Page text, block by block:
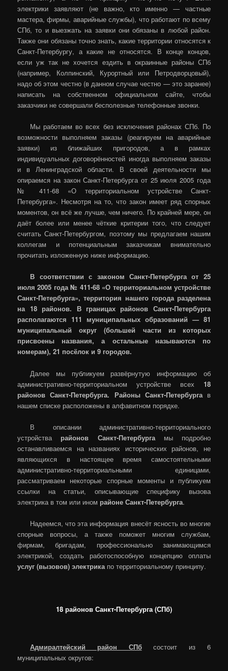
электрики заявляют (не важно, кто именно — частные
мастера, фирмы, аварийные службы), что работают по всему
СПб, то и выезжать на заявки они обязаны в любой район.
Также они обязаны точно знать, какие территории относятся к
Санкт-Петербургу, а какие не относятся. В конце концов,
если уж так не хочется ездить в окраинные районы СПб
(например, Колпинский, Курортный или Петродворцовый),
надо об этом честно (в данном случае честно — это заранее)
написать на собственном официальном сайте, чтобы
заказчики не совершали бесполезные телефонные звонки.
Мы работаем во всех без исключения районах СПб. По
возможности выполняем заказы (реагируем на аварийные
заявки) из ближайших пригородов, а в рамках
индивидуальных договорённостей иногда выполняем заказы
и в Ленинградской области. В своей деятельности мы
опираемся на закон Санкт-Петербурга от 25 июля 2005 года
№ 411-68 «О территориальном устройстве Санкт-
Петербурга». Несмотря на то, что закон имеет ряд спорных
моментов, он всё же лучше, чем ничего. По крайней мере, он
даёт более или менее чёткие критерии того, что следует
считать Санкт-Петербургом, поэтому мы предлагаем нашим
коллегам и потенциальным заказчикам внимательно
прочитать изложенную ниже информацию.
В соответствии с законом Санкт-Петербурга от 25
июля 2005 года № 411-68 «О территориальном устройстве
Санкт-Петербурга», территория нашего города разделена
на 18 районов. В границах районов Санкт-Петербурга
располагаются 111 муниципальных образований — 81
муниципальный округ (большей части из которых
присвоены названия, а остальные называются по
номерам), 21 посёлок и 9 городов.
Далее мы публикуем развёрнутую информацию об
административно-территориальном устройстве всех 18
районов Санкт-Петербурга. Районы Санкт-Петербургав
нашем списке расположены в алфавитном порядке.
В описании административно-территориального
устройства районов Санкт-Петербургамы подробно
останавливаемся на названиях исторических районов, не
являющихся в настоящее время самостоятельными
административно-территориальными единицами,
рассматриваем некоторые спорные моменты и публикуем
ссылки на статьи, описывающие специфику вызова
электрика в том или ином районе Санкт-Петербурга.
Надеемся, что эта информация внесёт ясность во многие
спорные вопросы, а также поможет многим службам,
фирмам, бригадам, профессионально занимающимся
электрикой, создать работоспособную концепцию оплаты
услуг (вызовов) электрикапо территориальному принципу.
18 районов Санкт-Петербурга (СПб)
Адмиралтейский район СПбсостоит из 6
муниципальных округов: